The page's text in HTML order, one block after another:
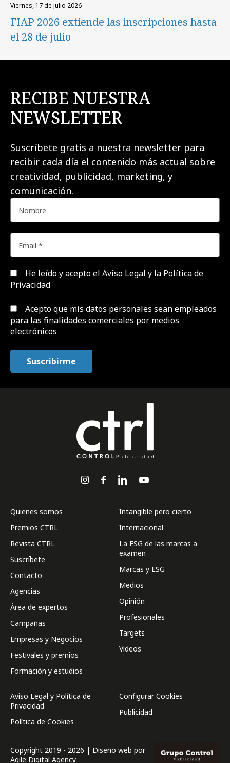
viernes, 17 de julio 2026
FIAP 2026 extiende las inscripciones hasta
el 28 de julio
RECIBE NUESTRA
NEWSLETTER
Suscríbete gratis a nuestra newsletter para
recibir cada día el contenido más actual sobre
creatividad, publicidad, marketing, y
comunicación.
He leído y acepto el Aviso Legal y la Política de
Privacidad
Acepto que mis datos personales sean empleados
para las finalidades comerciales por medios
electrónicos
Quienes somos
Premios CTRL
Revista CTRL
Suscríbete
Contacto
Agencias
Área de expertos
Campañas
Empresas y Negocios
Festivales y premios
Formación y estudios
Intangible pero cierto
Internacional
La ESG de las marcas a
examen
Marcas y ESG
Medios
Opinión
Profesionales
Targets
Videos
Aviso Legal y Política de
Privacidad
Política de Cookies
Configurar Cookies
Publicidad
Copyright 2019 - 2026 | Diseño web por
Agile Digital Agency